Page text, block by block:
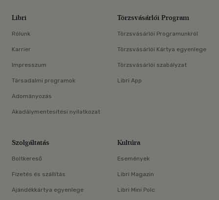
Libri
Rólunk
Karrier
Impresszum
Társadalmi programok
Adományozás
Akadálymentesítési nyilatkozat
Törzsvásárlói Program
Törzsvásárlói Programunkról
Törzsvásárlói Kártya egyenlege
Törzsvásárlói szabályzat
Libri App
Szolgáltatás
Boltkereső
Fizetés és szállítás
Ajándékkártya egyenlege
Kultúra
Események
Libri Magazin
Libri Mini Polc